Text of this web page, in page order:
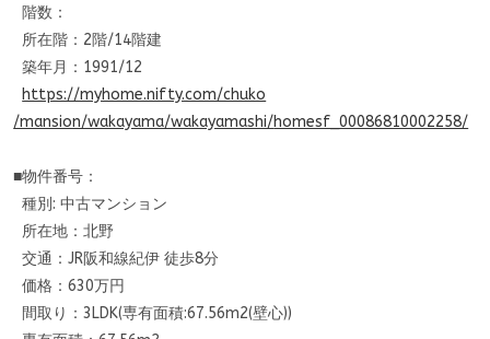
階数：
所在階：2階/14階建
築年月：1991/12
https://myhome.nifty.com/chuko
/mansion/wakayama/wakayamashi/homesf_00086810002258/
■物件番号：
種別: 中古マンション
所在地：北野
交通：JR阪和線紀伊 徒歩8分
価格：630万円
間取り：3LDK(専有面積:67.56m2(壁心))